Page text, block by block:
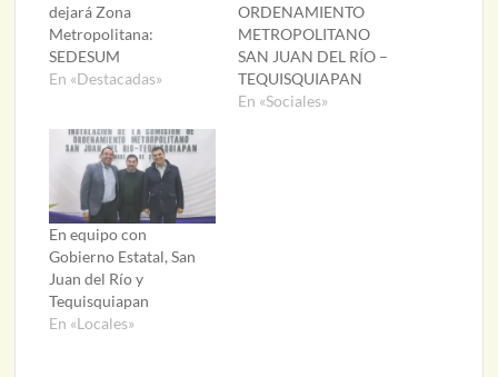
dejará Zona
Metropolitana:
SEDESUM
En «Destacadas»
ORDENAMIENTO
METROPOLITANO
SAN JUAN DEL RÍO –
TEQUISQUIAPAN
En «Sociales»
En equipo con
Gobierno Estatal, San
Juan del Río y
Tequisquiapan
En «Locales»